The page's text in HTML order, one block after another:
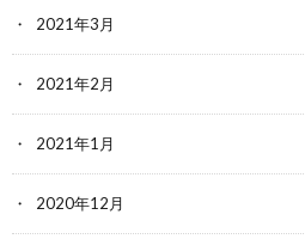
2021年3月
2021年2月
2021年1月
2020年12月